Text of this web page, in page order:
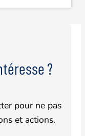
?
pour ne pas
et actions.